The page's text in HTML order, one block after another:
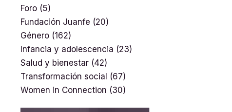
Foro (5)
Fundación Juanfe (20)
Género (162)
Infancia y adolescencia (23)
Salud y bienestar (42)
Transformación social (67)
Women in Connection (30)